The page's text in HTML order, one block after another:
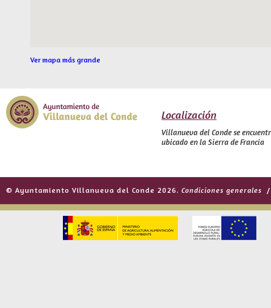
Ver mapa más grande
Localización
Villanueva del Conde se
ubicado en la Sierra de Francia
© Ayuntamiento Villanueva del Conde 2026. Condiciones generales